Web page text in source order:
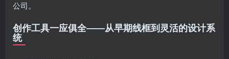
公司。
创作工具一应俱全——从早期线框到灵活的设计系
统